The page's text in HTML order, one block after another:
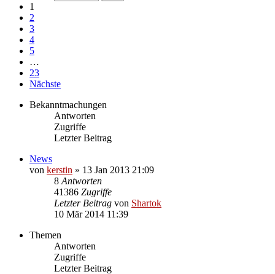
1
2
3
4
5
…
23
Nächste
Bekanntmachungen
Antworten
Zugriffe
Letzter Beitrag
News
von kerstin » 13 Jan 2013 21:09
8 Antworten
41386 Zugriffe
Letzter Beitrag von Shartok
10 Mär 2014 11:39
Themen
Antworten
Zugriffe
Letzter Beitrag